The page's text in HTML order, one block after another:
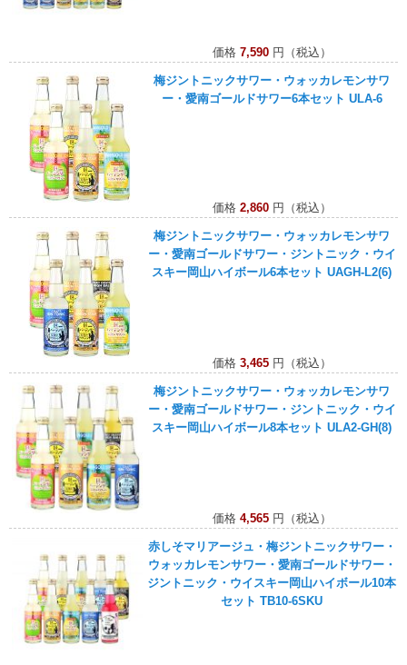
価格 7,590円（税込）
梅ジントニックサワー・ウォッカレモンサワ
ー・愛南ゴールドサワー6本セット ULA-6
価格 2,860円（税込）
梅ジントニックサワー・ウォッカレモンサワ
ー・愛南ゴールドサワー・ジントニック・ウイ
スキー岡山ハイボール6本セット UAGH-L2(6)
価格 3,465円（税込）
梅ジントニックサワー・ウォッカレモンサワ
ー・愛南ゴールドサワー・ジントニック・ウイ
スキー岡山ハイボール8本セット ULA2-GH(8)
価格 4,565円（税込）
赤しそマリアージュ・梅ジントニックサワー・
ウォッカレモンサワー・愛南ゴールドサワー・
ジントニック・ウイスキー岡山ハイボール10本
セット TB10-6SKU